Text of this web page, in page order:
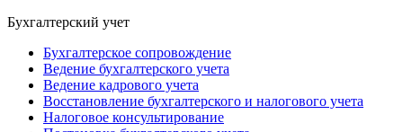
Бухгалтерский учет
Бухгалтерское сопровождение
Ведение бухгалтерского учета
Ведение кадрового учета
Восстановление бухгалтерского и налогового учета
Налоговое консультирование